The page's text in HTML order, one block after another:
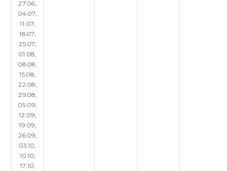
27.06,
04.07,
11.07,
18.07,
25.07,
01.08,
08.08,
15.08,
22.08,
29.08,
05.09,
12.09,
19.09,
26.09,
03.10,
10.10,
17.10,